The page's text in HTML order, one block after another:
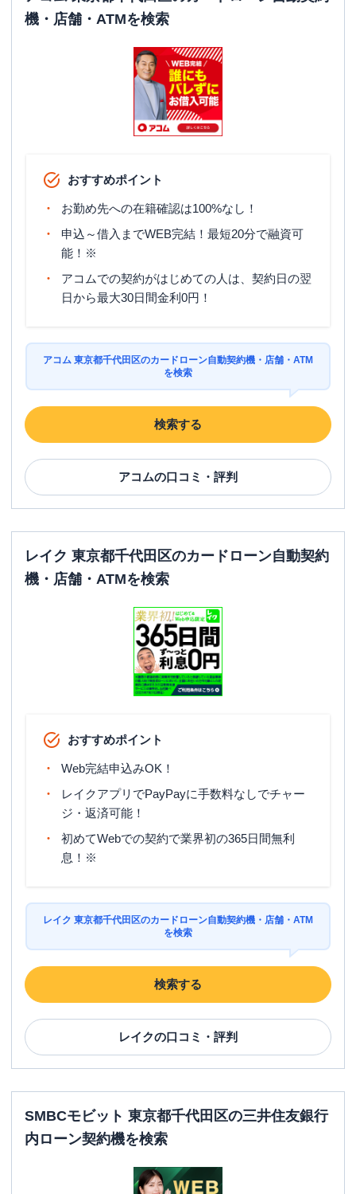
機・店舗・ATMを検索
おすすめポイント
お勤め先への在籍確認は100%なし！
申込～借入までWEB完結！最短20分で融資可
能！※
アコムでの契約がはじめての人は、契約日の翌
日から最大30日間金利0円！
アコム 東京都千代田区のカードローン自動契約機・店舗・ATM
を検索
検索する
アコムの口コミ・評判
レイク 東京都千代田区のカードローン自動契約
機・店舗・ATMを検索
おすすめポイント
Web完結申込みOK！
レイクアプリでPayPayに手数料なしでチャー
ジ・返済可能！
初めてWebでの契約で業界初の365日間無利
息！※
レイク 東京都千代田区のカードローン自動契約機・店舗・ATM
を検索
検索する
レイクの口コミ・評判
SMBCモビット 東京都千代田区の三井住友銀行
内ローン契約機を検索